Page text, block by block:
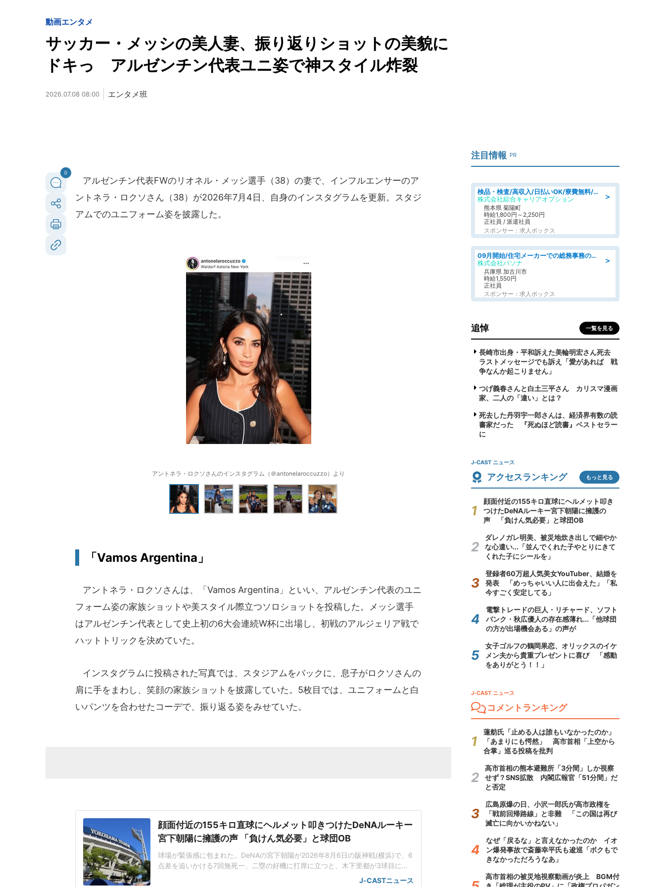
動画エンタメ
サッカー・メッシの美人妻、振り返りショットの美貌に
ドキっ アルゼンチン代表ユニ姿で神スタイル炸裂
2026.07.08 08:00 エンタメ班
0
アルゼンチン代表FWのリオネル・メッシ選手（38）の妻で、インフルエンサーのア
ントネラ・ロクソさん（38）が2026年7月4日、自身のインスタグラムを更新。スタジ
アムでのユニフォーム姿を披露した。
アントネラ・ロクソさんのインスタグラム（＠antonelaroccuzzo）より
「Vamos Argentina」
アントネラ・ロクソさんは、「Vamos Argentina」といい、アルゼンチン代表のユニ
フォーム姿の家族ショットや美スタイル際立つソロショットを投稿した。メッシ選手
はアルゼンチン代表として史上初の6大会連続W杯に出場し、初戦のアルジェリア戦で
ハットトリックを決めていた。
インスタグラムに投稿された写真では、スタジアムをバックに、息子がロクソさんの
肩に手をまわし、笑顔の家族ショットを披露していた。5枚目では、ユニフォームと白
いパンツを合わせたコーデで、振り返る姿をみせていた。
顔面付近の155キロ直球にヘルメット叩きつけたDeNAルーキー
宮下朝陽に擁護の声 「負けん気必要」と球団OB
球場が緊張感に包まれた。DeNAの宮下朝陽が2026年8月6日の阪神戦(横浜)で、6
点差を追いかける7回無死一、二塁の好機に打席に立つと、木下里都が3球目に投
じた155キロ直球が顔面付近へ。もんどり打ってよけた宮下は怒りの表情を見せて
J-CASTニュース
注目情報 PR
＞
検品・検査/高収入/日払いOK/寮費無料/日勤/20・30・40代活躍中
株式会社綜合キャリアオプション
熊本県 菊陽町
時給1,800円～2,250円
正社員 / 派遣社員
スポンサー：求人ボックス
＞
09月開始/住宅メーカーでの総務事務のお仕事/駅近/車通勤可/一般事務/人事労務
株式会社パソナ
兵庫県 加古川市
時給1,550円
正社員
スポンサー：求人ボックス
追悼 一覧を見る
長崎市出身・平和訴えた美輪明宏さん死去
ラストメッセージでも訴え「愛があれば 戦
争なんか起こりません」
つげ義春さんと白土三平さん カリスマ漫画
家、二人の「違い」とは？
死去した丹羽宇一郎さんは、経済界有数の読
書家だった 『死ぬほど読書』ベストセラー
に
J-CAST ニュース
アクセスランキング もっと見る
顔面付近の155キロ直球にヘルメット叩き
つけたDeNAルーキー宮下朝陽に擁護の
声 「負けん気必要」と球団OB
ダレノガレ明美、被災地炊き出しで細やか
な心遣い...「並んでくれた子やとりにきて
くれた子にシールを」
登録者60万超人気美女YouTuber、結婚を
発表 「めっちゃいい人に出会えた」「私
今すごく安定してる」
電撃トレードの巨人・リチャード、ソフト
バンク・秋広優人の存在感薄れ...「他球団
の方が出場機会ある」の声が
女子ゴルフの鶴岡果恋、オリックスのイケ
メン夫から貴重プレゼントに喜び 「感動
をありがとう！！」
J-CAST ニュース
コメントランキング
蓮舫氏「止める人は誰もいなかったのか」
「あまりにも愕然」 高市首相「上空から
合掌」巡る投稿を批判
高市首相の熊本避難所「3分間」しか視察
せず？SNS拡散 内閣広報官「51分間」だ
と否定
広島原爆の日、小沢一郎氏が高市政権を
「戦前回帰路線」と非難 「この国は再び
滅亡に向かいかねない」
なぜ「戻るな」と言えなかったのか イオ
ン爆発事故で斎藤幸平氏も逡巡「ボクもで
きなかっただろうなあ」
高市首相の被災地視察動画が炎上 BGM付